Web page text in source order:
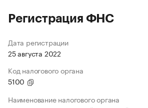
Регистрация ФНС
Дата регистрации
25 августа 2022
Код налогового органа
5100
Наименование налогового органа